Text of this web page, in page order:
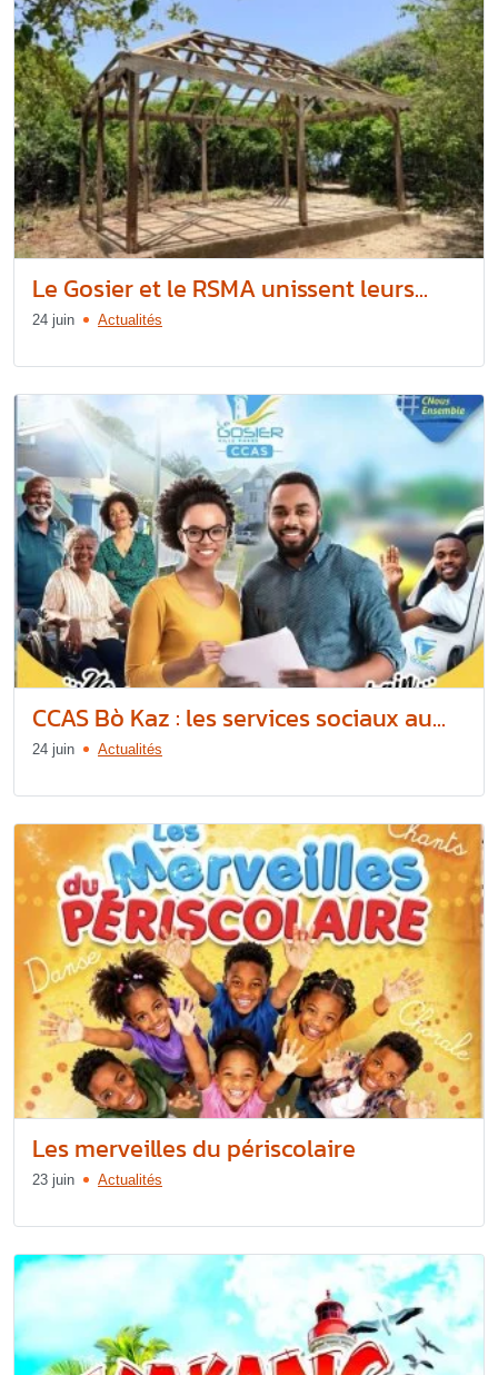
Le Gosier et le RSMA unissent leurs...
24 juin Actualités
CCAS Bò Kaz : les services sociaux au...
24 juin Actualités
Les merveilles du périscolaire
23 juin Actualités